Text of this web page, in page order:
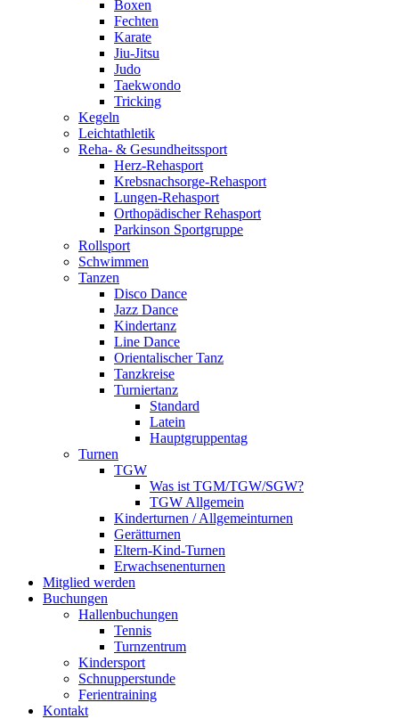
Boxen
Fechten
Karate
Jiu-Jitsu
Judo
Taekwondo
Tricking
Kegeln
Leichtathletik
Reha- & Gesundheitssport
Herz-Rehasport
Krebsnachsorge-Rehasport
Lungen-Rehasport
Orthopädischer Rehasport
Parkinson Sportgruppe
Rollsport
Schwimmen
Tanzen
Disco Dance
Jazz Dance
Kindertanz
Line Dance
Orientalischer Tanz
Tanzkreise
Turniertanz
Standard
Latein
Hauptgruppentag
Turnen
TGW
Was ist TGM/TGW/SGW?
TGW Allgemein
Kinderturnen / Allgemeinturnen
Gerätturnen
Eltern-Kind-Turnen
Erwachsenenturnen
Mitglied werden
Buchungen
Hallenbuchungen
Tennis
Turnzentrum
Kindersport
Schnupperstunde
Ferientraining
Kontakt